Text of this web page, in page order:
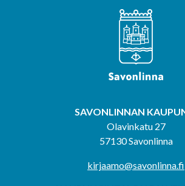
SAVONLINNAN
Olavinkatu 27
57130 Savonlinna
kirjaamo@savonlinna.fi